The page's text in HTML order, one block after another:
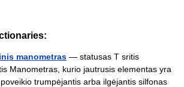
manometras — statusas T sritis
Manometras, kurio jautrusis elementas yra
trumpėjantis arba ilgėjantis silfonas